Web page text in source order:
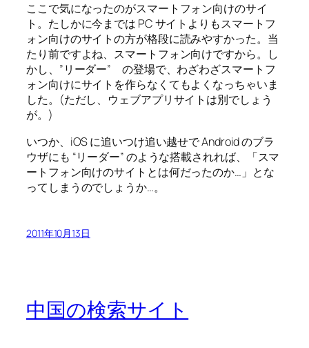
ここで気になったのがスマートフォン向けのサイ
ト。たしかに今までは PC サイトよりもスマートフ
ォン向けのサイトの方が格段に読みやすかった。当
たり前ですよね、スマートフォン向けですから。し
かし、”リーダー” の登場で、わざわざスマートフ
ォン向けにサイトを作らなくてもよくなっちゃいま
した。(ただし、ウェブアプリサイトは別でしょう
が。)
いつか、iOS に追いつけ追い越せで Android のブラ
ウザにも “リーダー” のような搭載されれば、「スマ
ートフォン向けのサイトとは何だったのか…」とな
ってしまうのでしょうか…。
2011年10月13日
中国の検索サイト